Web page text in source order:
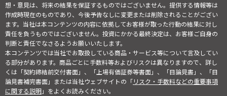
想・意見は、将来の結果を保証するものではございません。提供する情報等は
作成時現在のものであり、今後予告なしに変更または削除されることがござい
ます。当社は本コンテンツの内容に依拠してお客様が取った行動の結果に対し
責任を負うものではございません。投資にかかる最終決定は、お客様ご自身の
判断と責任でなさるようお願いいたします。
本コンテンツでは当社でお取扱している商品・サービス等について言及してい
る部分があります。商品ごとに手数料等およびリスクは異なりますので、詳し
くは「契約締結前交付書面」、「上場有価証券等書面」、「目論見書」、「目
論見書補完書面」または当社ウェブサイトの「リスク・手数料などの重要事項
に関する説明」をよくお読みください。